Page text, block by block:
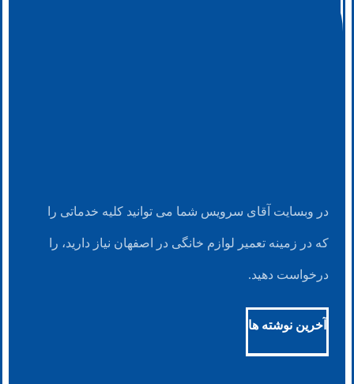
در وبسایت آقای سرویس شما می توانید کلیه خدماتی را
که در زمینه تعمیر لوازم خانگی در اصفهان نیاز دارید، را
درخواست دهید.
آخرین نوشته ها